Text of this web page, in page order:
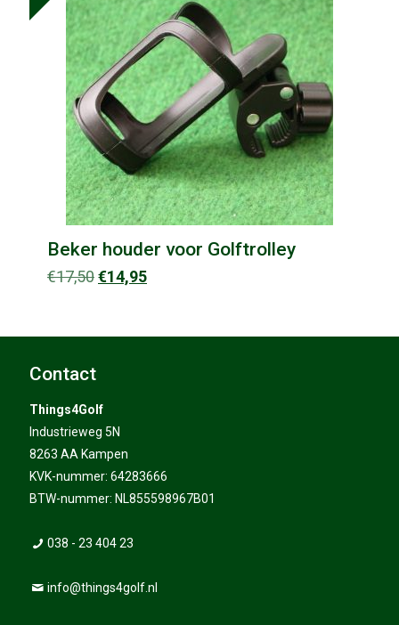
Beker houder voor Golftrolley
€17,50Oorspronkelijke
€17,50.
€14,95Huidige
€14,95.
Contact
Things4Golf
Industrieweg 5N
8263 AA Kampen
KVK-nummer: 64283666
BTW-nummer: NL855598967B01
038 - 23 404 23
info@things4golf.nl